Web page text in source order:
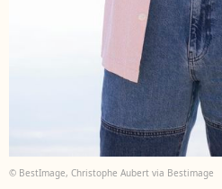
© BestImage, Christophe Aubert via Bestimage